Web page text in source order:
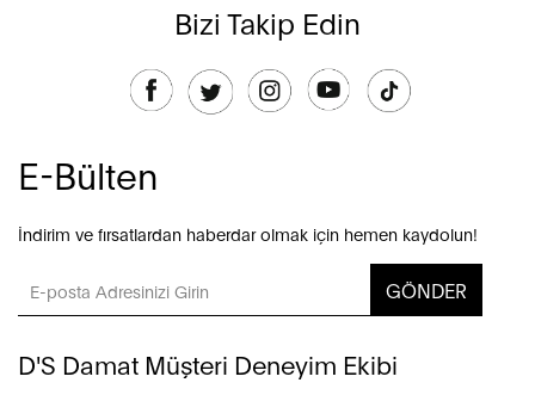
Bizi Takip Edin
E-Bülten
İndirim ve fırsatlardan haberdar olmak için hemen kaydolun!
GÖNDER
D'S Damat Müşteri Deneyim Ekibi